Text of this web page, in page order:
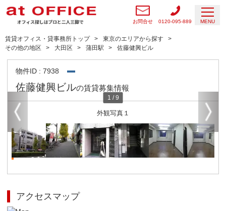
お問合せ 0120-095-889 MENU
賃貸オフィス・貸事務所トップ
東京のエリアから探す
その他の地区
大田区 蒲田駅 佐藤健興ビル
物件ID : 7938
佐藤健興ビルの賃貸募集情報
外観写真１
1 /9
アクセスマップ